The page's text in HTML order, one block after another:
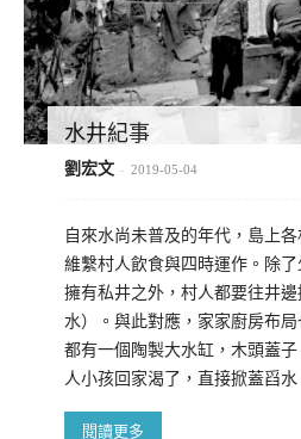
水井紀事
劉宏文 - 2019-05-04
自來水尚未普及的年代，島上
維繫村人飲食與四時運作。除了
擁有私井之外，村人都要往井
水）。與此對應，家家廚房布
都有一個陶製大水缸，木頭蓋
人小孩回家渴了，直接掀蓋舀
閱讀更多